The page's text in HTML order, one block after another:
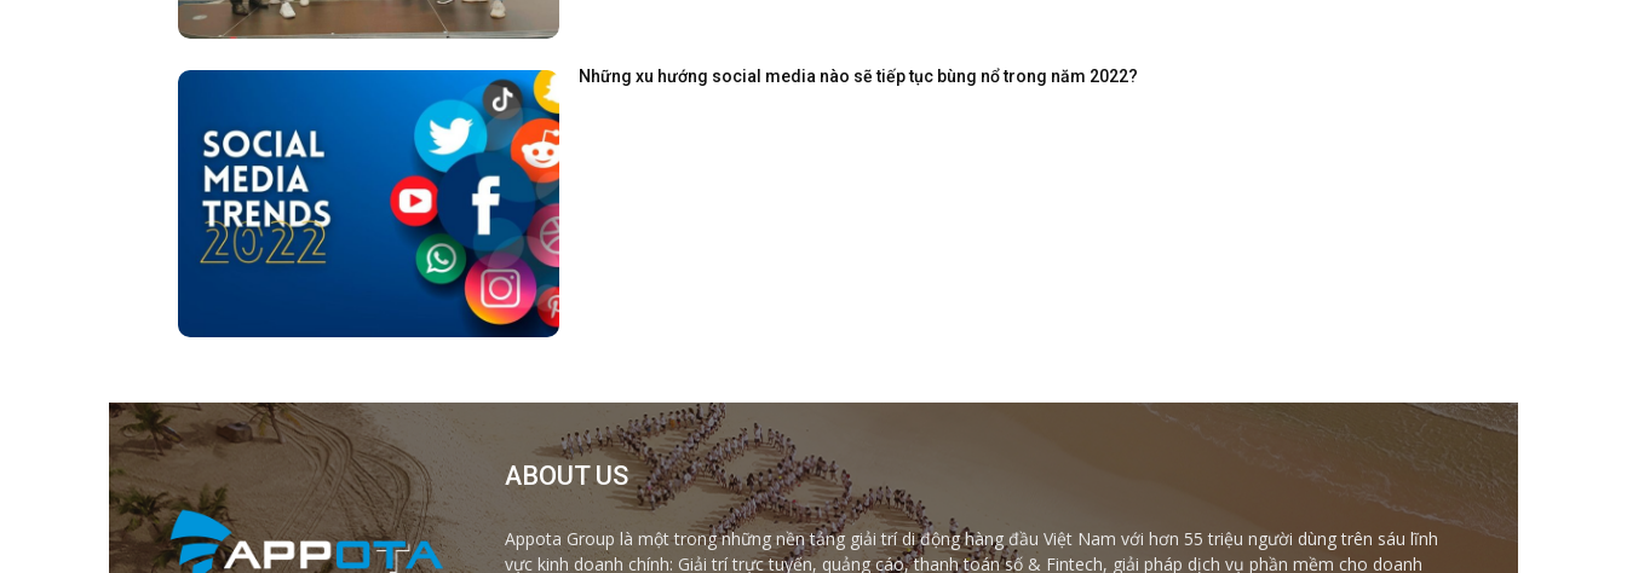
Những xu hướng social media nào sẽ tiếp tục bùng nổ trong năm 2022?
ABOUT US
Appota Group là một trong những nền tảng giải trí di động hàng đầu Việt Nam với hơn 55 triệu người dùng trên sáu lĩnh
vực kinh doanh chính: Giải trí trực tuyến, quảng cáo, thanh toán số & Fintech, giải pháp dịch vụ phần mềm cho doanh